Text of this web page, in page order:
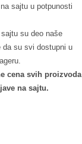
sajtu u potpunosti
su deo naše
da su svi dostupni u
cena svih proizvoda
na sajtu.